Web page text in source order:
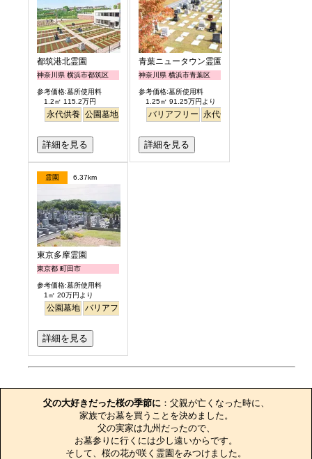
都筑港北霊園
神奈川県 横浜市都筑区
参考価格:墓所使用料
1.2㎡ 115.2万円
永代供養 公園墓地 駅から徒歩 明るい
詳細を見る
青葉ニュータウン霊園
神奈川県 横浜市青葉区
参考価格:墓所使用料
1.25㎡ 91.25万円より
バリアフリー 永代供養
詳細を見る
霊園 6.37km
東京多摩霊園
東京都 町田市
参考価格:墓所使用料
1㎡ 20万円より
公園墓地 バリアフリー
詳細を見る
父の大好きだった桜の季節に ：父親が亡くなった時に、
家族でお墓を買うことを決めました。
父の実家は九州だったので、
お墓参りに行くには少し遠いからです。
そして、桜の花が咲く霊園をみつけました。